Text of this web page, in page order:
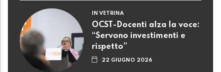
IN VETRINA
OCST-Docenti alza la voce:
“Servono investimenti e
rispetto”
22 GIUGNO 2026